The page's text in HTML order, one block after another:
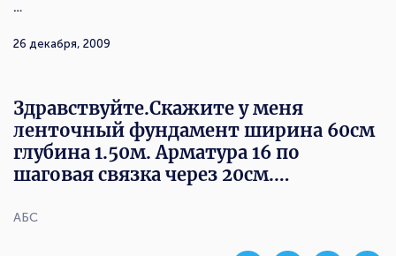
…
АБС
26 декабря, 2009
Здравствуйте.Скажите у меня
ленточный фундамент ширина 60см
глубина 1.50м. Арматура 16 по
шаговая связка через 20см.…